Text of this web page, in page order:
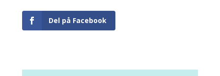
Del på Facebook